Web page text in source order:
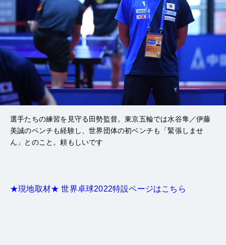
選手たちの練習を見守る田勢監督。東京五輪では水谷隼／伊藤
美誠のベンチも経験し、世界団体の初ベンチも「緊張しませ
ん」とのこと。頼もしいです
★現地取材★ 世界卓球2022特設ページはこちら